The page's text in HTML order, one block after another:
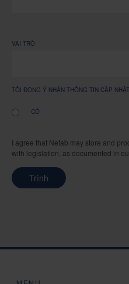
VAI TRÒ
TÔI ĐỒNG Ý NHẬN THÔNG TIN CẬP
CÓ
I agree that Nefab may store and
with legislation, as documented in
Trình